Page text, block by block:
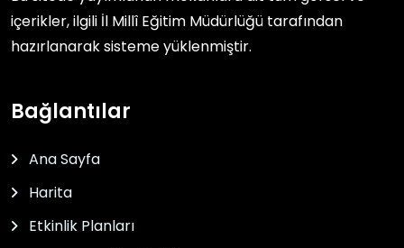
içerikler, ilgili İl Millî Eğitim Müdürlüğü tarafından
hazırlanarak sisteme yüklenmiştir.
Bağlantılar
Ana Sayfa
Harita
Etkinlik Planları